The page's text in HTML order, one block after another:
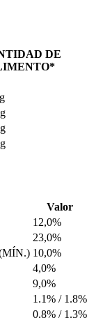
DE
Valor
12,0%
23,0%
10,0%
4,0%
9,0%
1.1% / 1.8%
0.8% / 1.3%